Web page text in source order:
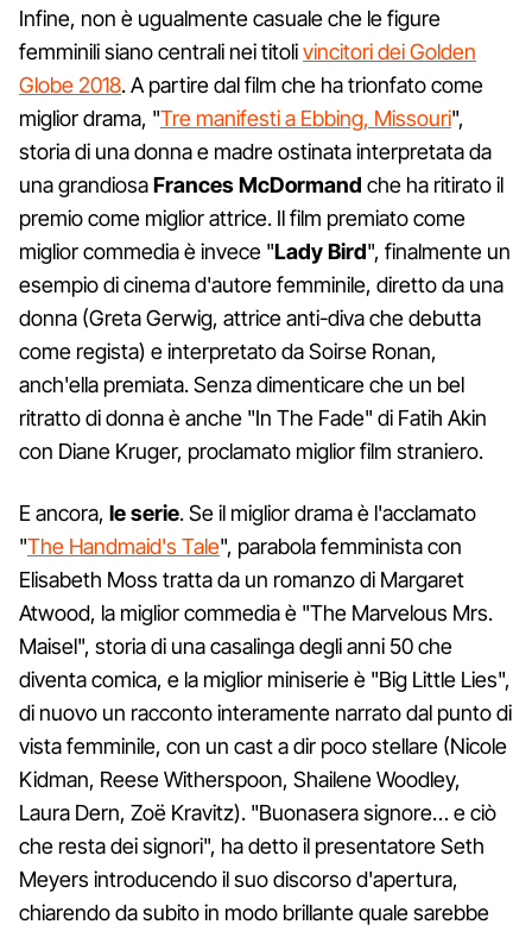
Infine, non è ugualmente casuale che le figure
femminili siano centrali nei titolivincitori dei Golden
Globe 2018. A partire dal film che ha trionfato come
miglior drama, "Tre manifesti a Ebbing, Missouri",
storia di una donna e madre ostinata interpretata da
una grandiosaFrances McDormand che ha ritirato il
premio come miglior attrice. Il film premiato come
miglior commedia è invece "Lady Bird", finalmente un
esempio di cinema d'autore femminile, diretto da una
donna (Greta Gerwig, attrice anti-diva che debutta
come regista) e interpretato da Soirse Ronan,
anch'ella premiata. Senza dimenticare che un bel
ritratto di donna è anche "In The Fade" di Fatih Akin
con Diane Kruger, proclamato miglior film straniero.
E ancora, le serie. Se il miglior drama è l'acclamato
"The Handmaid's Tale", parabola femminista con
Elisabeth Moss tratta da un romanzo di Margaret
Atwood, la miglior commedia è "The Marvelous Mrs.
Maisel", storia di una casalinga degli anni 50 che
diventa comica, e la miglior miniserie è "Big Little Lies",
di nuovo un racconto interamente narrato dal punto di
vista femminile, con un cast a dir poco stellare (Nicole
Kidman, Reese Witherspoon, Shailene Woodley,
Laura Dern, Zoë Kravitz). "Buonasera signore… e ciò
che resta dei signori", ha detto il presentatore Seth
Meyers introducendo il suo discorso d'apertura,
chiarendo da subito in modo brillante quale sarebbe